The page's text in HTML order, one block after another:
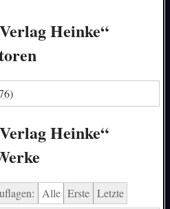
Heinke“
Heinke“
Alle Erste Letzte